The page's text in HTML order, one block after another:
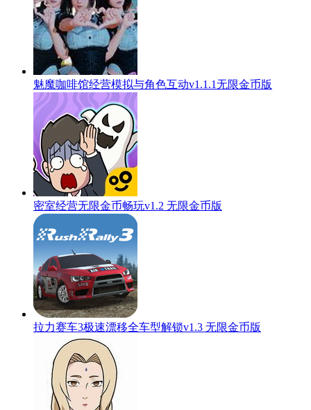
魅魔咖啡馆经营模拟与角色互动v1.1.1无限金币版
密室经营无限金币畅玩v1.2 无限金币版
拉力赛车3极速漂移全车型解锁v1.3 无限金币版